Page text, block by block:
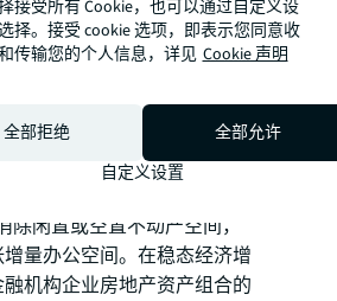
资产组合动态调整成
管能力成“必备技能”
置资产利用效率成为推动国
轻资产管理能力的触发点。
要求，办公用房“增存挂
除闲置或空置不动产空间，
量办公空间。在稳态经济增
机构企业房地产资产组合的
接受所有 Cookie，也可以通过自定义设
择。接受 cookie 选项，即表示您同意收
传输您的个人信息，详见 Cookie 声明
全部拒绝
全部允许
自定义设置